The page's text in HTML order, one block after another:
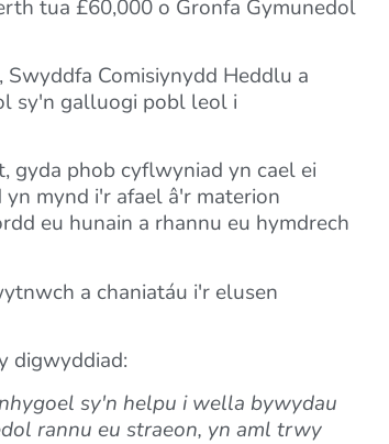
tua £60,000 o Gronfa Gymunedol
Comisiynydd Heddlu a
sy'n galluogi pobl leol i
gyda phob cyflwyniad yn cael ei
mynd i'r afael â'r materion
eu hunain a rhannu eu hymdrech
a chaniatáu i'r elusen
digwyddiad:
sy'n helpu i wella bywydau
rannu eu straeon, yn aml trwy